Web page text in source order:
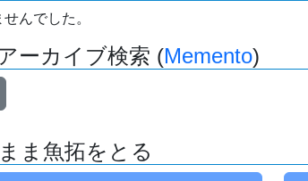
んでした。
ーカイブ検索 (Memento)
ま魚拓をとる